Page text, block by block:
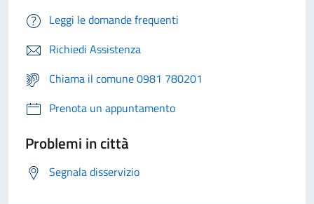
Leggi le domande frequenti
Richiedi Assistenza
Chiama il comune 0981 780201
Prenota un appuntamento
Problemi in città
Segnala disservizio